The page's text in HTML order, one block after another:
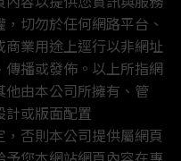
切勿於任何網路平台、
業用途上逕行以非網址
播或發佈。以上所指網
由本公司所擁有、管
計或版面配置
否則本公司提供屬網頁